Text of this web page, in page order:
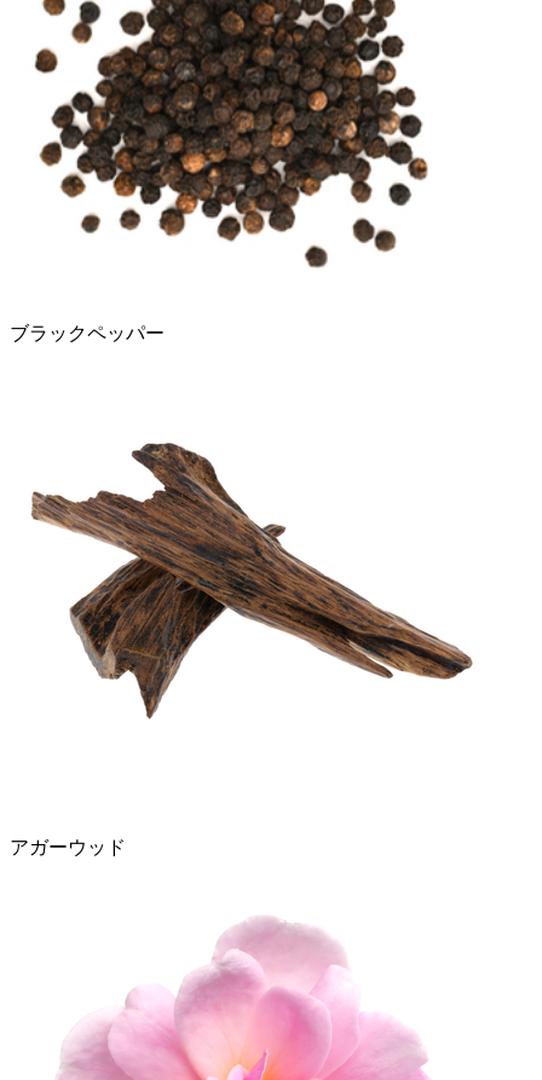
ブラックペッパー
アガーウッド